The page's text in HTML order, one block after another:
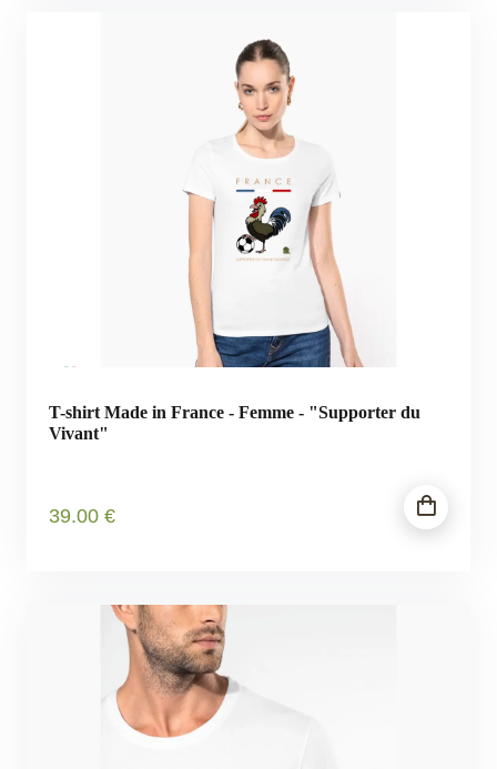
T-shirt Made in France - Femme - "Supporter du
Vivant"
39.00 €